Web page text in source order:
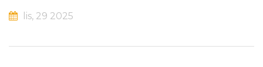
lis, 29 2025